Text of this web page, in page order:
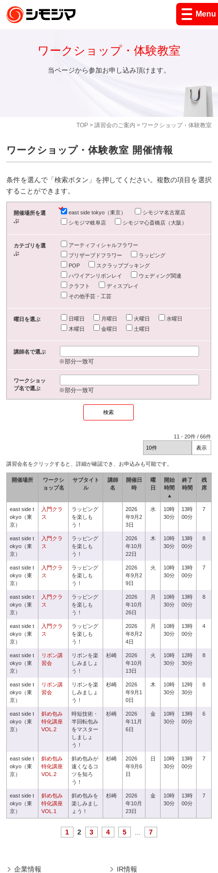
Menu
TOP> 講習会のご案内 > ワークショップ・体験教室
ワークショップ・体験教室
当ページから参加お申し込み頂けます。
ワークショップ・体験教室 開催情報
条件を選んで「検索ボタン」を押してください。複数の項目を選択
することができます。
開催場所を選
ぶ
east side tokyo（東京）
シモジマ名古屋店
シモジマ岐阜店
シモジマ心斎橋店（大阪）
カテゴリを選
ぶ
アーティフィシャルフラワー
プリザーブドフラワー
ラッピング
POP
スクラップブッキング
ハワイアンリボンレイ
ウェディング関連
クラフト
ディスプレイ
その他手芸・工芸
曜日を選ぶ 日曜日 月曜日 火曜日
水曜日
木曜日
金曜日 土曜日
講師名で選ぶ
※部分一致可
ワークショッ
プ名で選ぶ
※部分一致可
11 -20件 /66件
講習会名をクリックすると、詳細が確認でき、お申込みも可能です。
開催場所
ワークシ
ョップ名
サブタイト
ル
講師
名
開催日
時
曜
日
開始
時間
▲
終了
時間
残
席
east side t
okyo（東
京）
入門クラ
ス
ラッピング
を楽しも
う！
2026
年9月2
3日
水
10時
30分
13時
00分
7
east side t
okyo（東
京）
入門クラ
ス
ラッピング
を楽しも
う！
2026
年10月
22日
木
10時
30分
13時
00分
8
east side t
okyo（東
京）
入門クラ
ス
ラッピング
を楽しも
う！
2026
年9月2
9日
火
10時
30分
13時
00分
7
east side t
okyo（東
京）
入門クラ
ス
ラッピング
を楽しも
う！
2026
年10月
26日
月
10時
30分
13時
00分
8
east side t
okyo（東
京）
入門クラ
ス
ラッピング
を楽しも
う！
2026
年8月2
4日
月
10時
30分
13時
00分
4
east side t
okyo（東
京）
リボン講
習会
リボンを楽
しみましょ
う！
杉崎
2026
年10月
13日
火
10時
30分
12時
30分
8
east side t
okyo（東
京）
リボン講
習会
リボンを楽
しみましょ
う！
杉崎
2026
年9月1
0日
木
10時
30分
12時
30分
8
east side t
okyo（東
京）
斜め包み
特化講座
VOL.2
時短技術・
半回転包み
をマスター
しましょ
う！
杉崎
2026
年11月
6日
金
10時
30分
13時
00分
6
east side t
okyo（東
京）
斜め包み
特化講座
VOL.2
斜め包みが
速くなるコ
ツを知ろ
う！
杉崎
2026
年9月6
日
日
10時
30分
13時
00分
7
east side t
okyo（東
京）
斜め包み
特化講座
VOL.1
斜め包みを
楽しみまし
ょう！
杉崎
2026
年10月
23日
金
10時
30分
13時
00分
7
1 2 3 4 5 7
企業情報 IR情報